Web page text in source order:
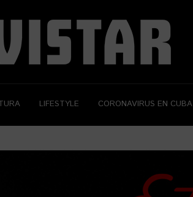
LIFESTYLE CORONAVIRUS EN CUBA